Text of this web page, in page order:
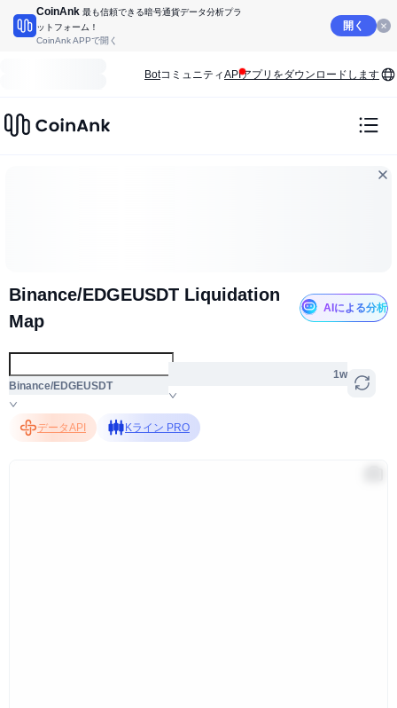
CoinAnk 最も信頼できる暗号通貨データ分析プラ
ットフォーム！
CoinAnk APPで開く
開く
BotコミュニティAPIアプリをダウンロードします
Binance/EDGEUSDT Liquidation
Map
AIによる分析
Binance/EDGEUSDT
1w
データAPI Kライン PRO